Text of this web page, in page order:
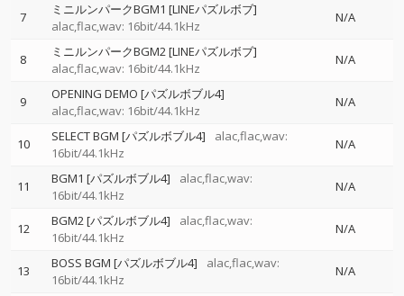
7
ミニルンパークBGM1 [LINEパズルボブ]
alac,flac,wav: 16bit/44.1kHz
N/A
8
ミニルンパークBGM2 [LINEパズルボブ]
alac,flac,wav: 16bit/44.1kHz
N/A
9
OPENING DEMO [パズルボブル4]
alac,flac,wav: 16bit/44.1kHz
N/A
10 SELECT BGM [パズルボブル4]
alac,flac,wav:
16bit/44.1kHz
N/A
11 BGM1 [パズルボブル4]
alac,flac,wav:
16bit/44.1kHz
N/A
12 BGM2 [パズルボブル4]
alac,flac,wav:
16bit/44.1kHz
N/A
13 BOSS BGM [パズルボブル4]
alac,flac,wav:
16bit/44.1kHz
N/A